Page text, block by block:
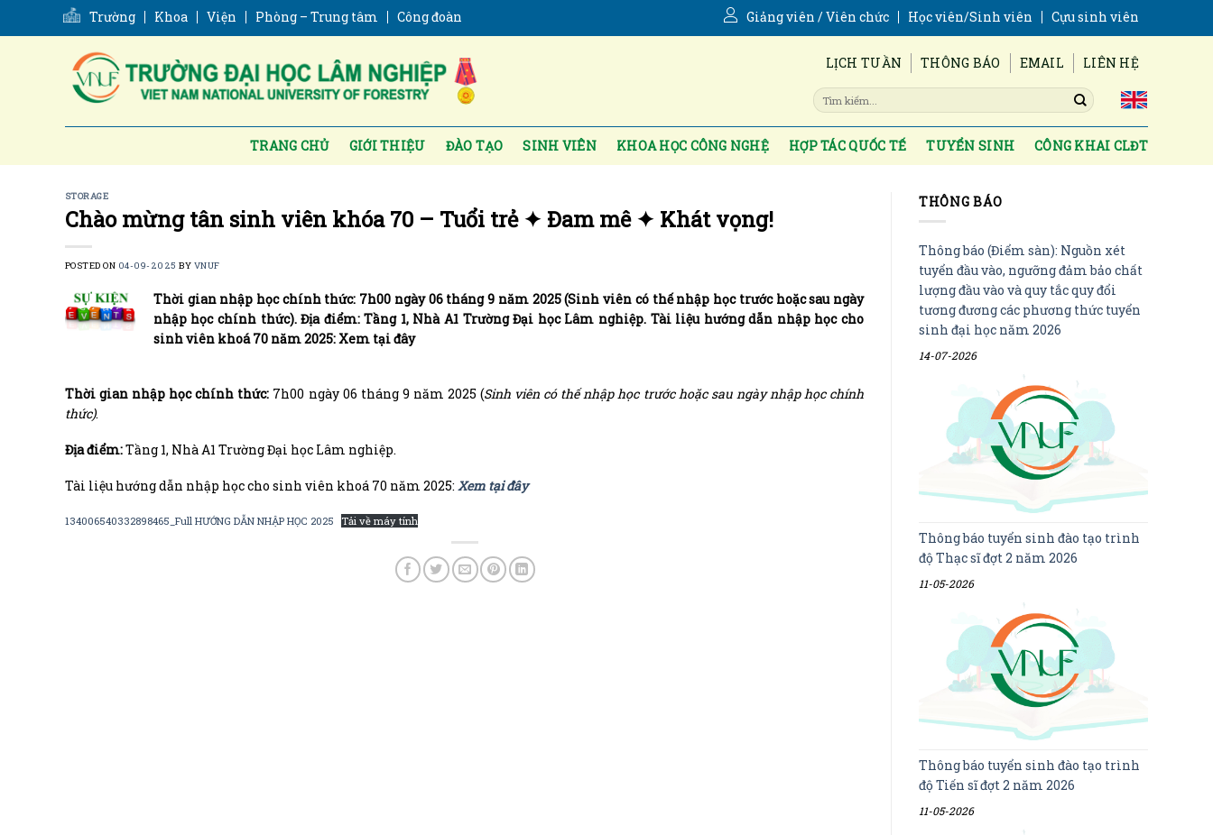
Trường Khoa Viện Phòng – Trung tâm Công đoàn Giảng viên / Viên chức Học viên/Sinh viên Cựu sinh viên
LỊCH TUẦN THÔNG BÁO EMAIL LIÊN HỆ
TRANG CHỦ GIỚI THIỆU ĐÀO TẠO SINH VIÊN KHOA HỌC CÔNG NGHỆ HỢP TÁC QUỐC TẾ TUYỂN SINH CÔNG KHAI CLĐT
STORAGE
Chào mừng tân sinh viên khóa 70 – Tuổi trẻ ✦ Đam mê ✦ Khát vọng!
POSTED ON 04-09-2025 BY VNUF
Thời gian nhập học chính thức: 7h00 ngày 06 tháng 9 năm 2025 (Sinh viên có thế nhập học trước hoặc sau ngày
nhập học chính thức). Địa điểm: Tầng 1, Nhà A1 Trường Đại học Lâm nghiệp. Tài liệu hướng dẫn nhập học cho
sinh viên khoá 70 năm 2025: Xem tại đây
Thời gian nhập học chính thức: 7h00 ngày 06 tháng 9 năm 2025 (Sinh viên có thế nhập học trước hoặc sau ngày nhập học chính
thức).
Địa điểm:Tầng 1, Nhà A1 Trường Đại học Lâm nghiệp.
Tài liệu hướng dẫn nhập học cho sinh viên khoá 70 năm 2025: Xem tại đây
134006540332898465_Full HƯỚNG DẪN NHẬP HỌC 2025 Tải về máy tính
THÔNG BÁO
Thông báo (Điểm sàn): Nguồn xét
tuyển đầu vào, ngưỡng đảm bảo chất
lượng đầu vào và quy tắc quy đổi
tương đương các phương thức tuyển
sinh đại học năm 2026
14-07-2026
Thông báo tuyển sinh đào tạo trình
độ Thạc sĩ đợt 2 năm 2026
11-05-2026
Thông báo tuyển sinh đào tạo trình
độ Tiến sĩ đợt 2 năm 2026
11-05-2026